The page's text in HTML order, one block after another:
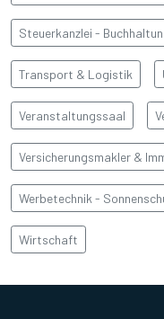
Steuerkanzlei -
Transport & Logistik
Veranstaltungssaal
Versicherungsmakler &
Werbetechnik -
Wirtschaft